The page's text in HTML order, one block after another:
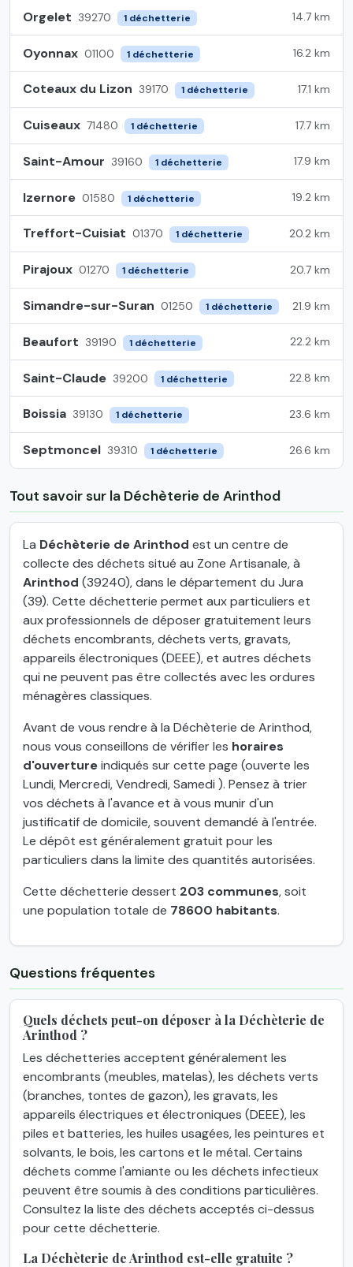
Orgelet 39270 1 déchetterie 14.7 km
Oyonnax 01100 1 déchetterie 16.2 km
Coteaux du Lizon 39170 1 déchetterie 17.1 km
Cuiseaux 71480 1 déchetterie 17.7 km
Saint-Amour 39160 1 déchetterie 17.9 km
Izernore 01580 1 déchetterie 19.2 km
Treffort-Cuisiat 01370 1 déchetterie 20.2 km
Pirajoux 01270 1 déchetterie 20.7 km
Simandre-sur-Suran 01250 1 déchetterie 21.9 km
Beaufort 39190 1 déchetterie 22.2 km
Saint-Claude 39200 1 déchetterie 22.8 km
Boissia 39130 1 déchetterie 23.6 km
Septmoncel 39310 1 déchetterie 26.6 km
Tout savoir sur la Déchèterie de Arinthod
La Déchèterie de Arinthod est un centre de
collecte des déchets situé au Zone Artisanale, à
Arinthod (39240), dans le département du Jura
(39). Cette déchetterie permet aux particuliers et
aux professionnels de déposer gratuitement leurs
déchets encombrants, déchets verts, gravats,
appareils électroniques (DEEE), et autres déchets
qui ne peuvent pas être collectés avec les ordures
ménagères classiques.
Avant de vous rendre à la Déchèterie de Arinthod,
nous vous conseillons de vérifier les horaires
d'ouvertureindiqués sur cette page (ouverte les
Lundi, Mercredi, Vendredi, Samedi ). Pensez à trier
vos déchets à l'avance et à vous munir d'un
justificatif de domicile, souvent demandé à l'entrée.
Le dépôt est généralement gratuit pour les
particuliers dans la limite des quantités autorisées.
Cette déchetterie dessert 203 communes, soit
une population totale de 78600 habitants.
Questions fréquentes
Quels déchets peut-on déposer à la Déchèterie de
Arinthod ?
Les déchetteries acceptent généralement les
encombrants (meubles, matelas), les déchets verts
(branches, tontes de gazon), les gravats, les
appareils électriques et électroniques (DEEE), les
piles et batteries, les huiles usagées, les peintures et
solvants, le bois, les cartons et le métal. Certains
déchets comme l'amiante ou les déchets infectieux
peuvent être soumis à des conditions particulières.
Consultez la liste des déchets acceptés ci-dessus
pour cette déchetterie.
La Déchèterie de Arinthod est-elle gratuite ?